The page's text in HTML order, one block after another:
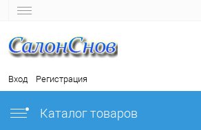
Вход Регистрация
Каталог товаров